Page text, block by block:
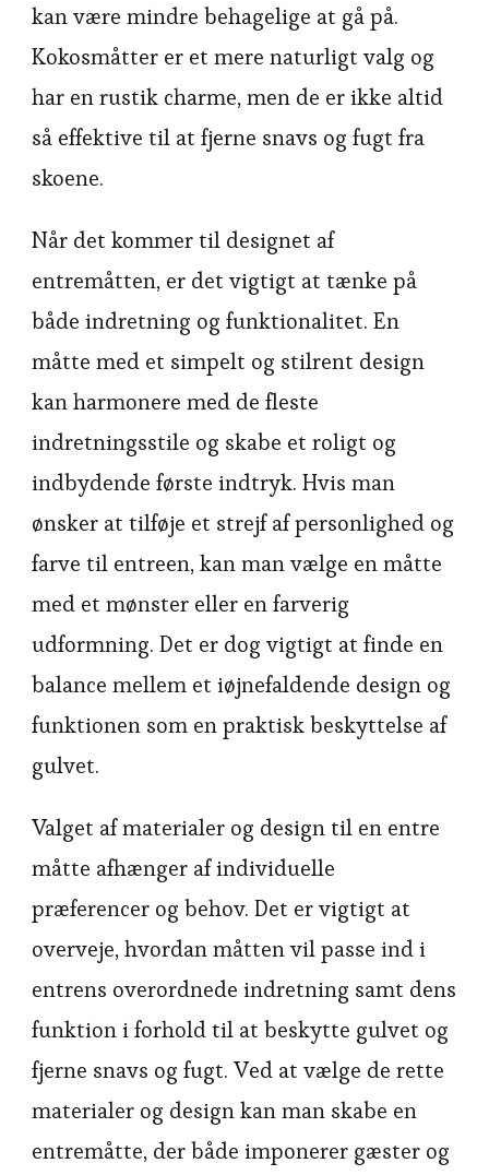
kan være mindre behagelige at gå på.
Kokosmåtter er et mere naturligt valg og
har en rustik charme, men de er ikke altid
så effektive til at fjerne snavs og fugt fra
skoene.
Når det kommer til designet af
entremåtten, er det vigtigt at tænke på
både indretning og funktionalitet. En
måtte med et simpelt og stilrent design
kan harmonere med de fleste
indretningsstile og skabe et roligt og
indbydende første indtryk. Hvis man
ønsker at tilføje et strejf af personlighed og
farve til entreen, kan man vælge en måtte
med et mønster eller en farverig
udformning. Det er dog vigtigt at finde en
balance mellem et iøjnefaldende design og
funktionen som en praktisk beskyttelse af
gulvet.
Valget af materialer og design til en entre
måtte afhænger af individuelle
præferencer og behov. Det er vigtigt at
overveje, hvordan måtten vil passe ind i
entrens overordnede indretning samt dens
funktion i forhold til at beskytte gulvet og
fjerne snavs og fugt. Ved at vælge de rette
materialer og design kan man skabe en
entremåtte, der både imponerer gæster og